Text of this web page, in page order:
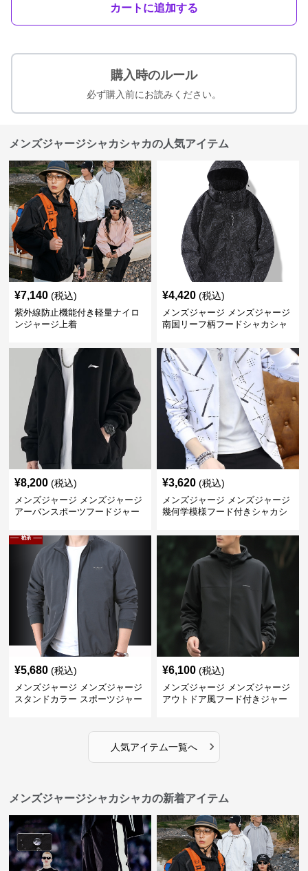
カートに追加する
購入時のルール
必ず購入前にお読みください。
メンズジャージシャカシャカの人気アイテム
¥7,140 (税込)
紫外線防止機能付き軽量ナイロ
ンジャージ上着
¥4,420 (税込)
メンズジャージ メンズジャージ
南国リーフ柄フードシャカシャ
¥8,200 (税込)
メンズジャージ メンズジャージ
アーバンスポーツフードジャー
¥3,620 (税込)
メンズジャージ メンズジャージ
幾何学模様フード付きシャカシ
¥5,680 (税込)
メンズジャージ メンズジャージ
スタンドカラー スポーツジャー
¥6,100 (税込)
メンズジャージ メンズジャージ
アウトドア風フード付きジャー
人気アイテム一覧へ ›
メンズジャージシャカシャカの新着アイテム